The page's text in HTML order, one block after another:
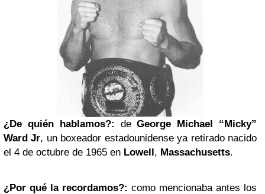
¿De quién hablamos?: deGeorge Michael “Micky”
Ward Jr, un boxeador estadounidense ya retirado nacido
el 4 de octubre de 1965 en Lowell, Massachusetts.
¿Por qué la recordamos?: como mencionaba antes los